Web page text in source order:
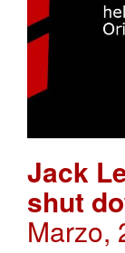
Jack
shut
Marzo,